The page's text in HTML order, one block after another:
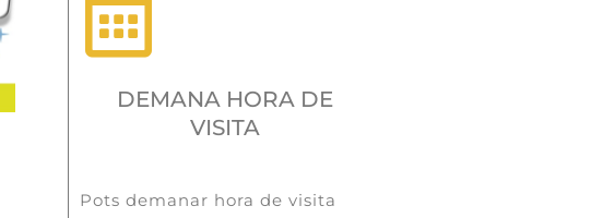
DEMANA HORA DE
VISITA
Pots demanar hora de visita